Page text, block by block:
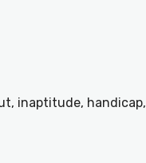
inaptitude, handicap,